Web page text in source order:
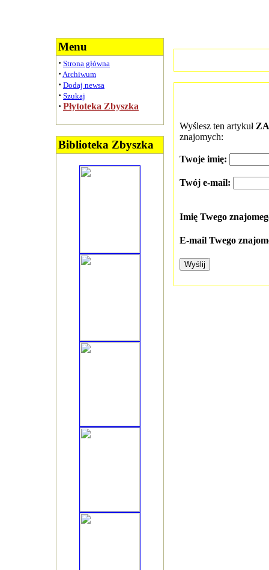
Menu
· Strona główna
· Archiwum
· Dodaj newsa
· Szukaj
· Płytoteka Zbyszka
Biblioteka Zbyszka
Wyślesz ten artykuł
znajomych:
Twoje imię:
Twój e-mail:
Imię Twego
E-mail Twego